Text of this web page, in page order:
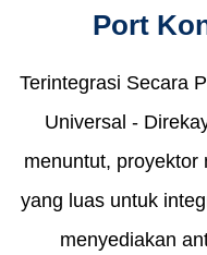
Port
Terintegrasi Secara
Universal​ -
menuntut, proyektor
yang luas untuk
menyediakan